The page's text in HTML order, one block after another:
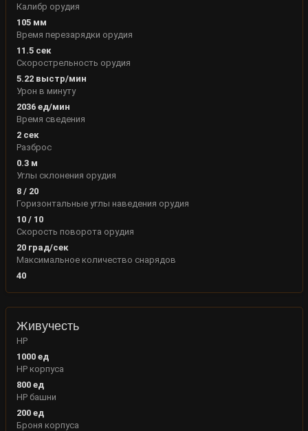
Калибр орудия
105мм
Время перезарядки орудия
11.5сек
Скорострельность орудия
5.22выстр/мин
Урон в минуту
2036ед/мин
Время сведения
2сек
Разброс
0.3м
Углы склонения орудия
8 / 20
Горизонтальные углы наведения орудия
10 / 10
Скорость поворота орудия
20град/сек
Максимальное количество снарядов
40
Живучесть
HP
1000ед
HP корпуса
800ед
HP башни
200ед
Броня корпуса